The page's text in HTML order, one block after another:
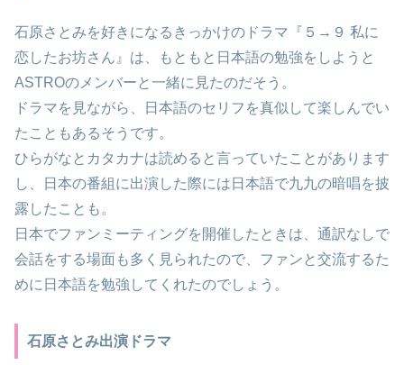
石原さとみを好きになるきっかけのドラマ『５→９ 私に
恋したお坊さん』は、もともと日本語の勉強をしようと
ASTROのメンバーと一緒に見たのだそう。
ドラマを見ながら、日本語のセリフを真似して楽しんでい
たこともあるそうです。
ひらがなとカタカナは読めると言っていたことがあります
し、日本の番組に出演した際には日本語で九九の暗唱を披
露したことも。
日本でファンミーティングを開催したときは、通訳なしで
会話をする場面も多く見られたので、ファンと交流するた
めに日本語を勉強してくれたのでしょう。
石原さとみ出演ドラマ